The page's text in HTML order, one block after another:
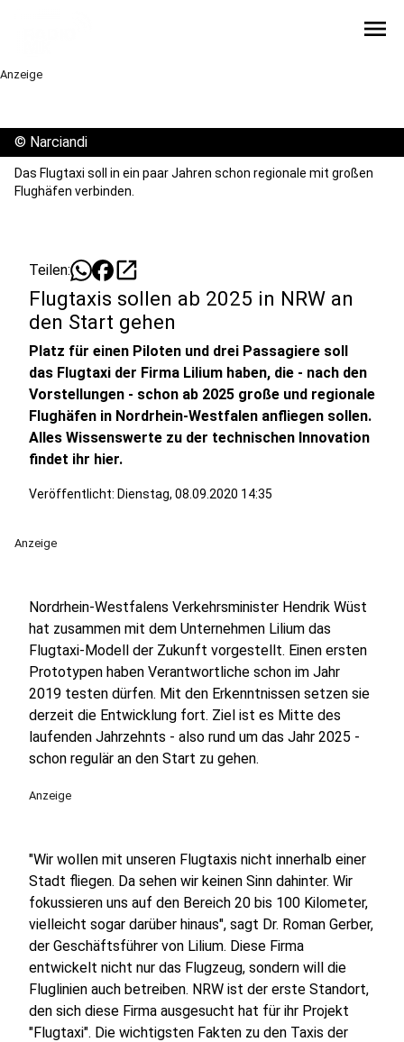
menu
Anzeige
© Narciandi
Das Flugtaxi soll in ein paar Jahren schon regionale mit großen
Flughäfen verbinden.
Teilen: open_in_new
Flugtaxis sollen ab 2025 in NRW an
den Start gehen
Platz für einen Piloten und drei Passagiere soll
das Flugtaxi der Firma Lilium haben, die - nach den
Vorstellungen - schon ab 2025 große und regionale
Flughäfen in Nordrhein-Westfalen anfliegen sollen.
Alles Wissenswerte zu der technischen Innovation
findet ihr hier.
Veröffentlicht: Dienstag, 08.09.2020 14:35
Anzeige
Nordrhein-Westfalens Verkehrsminister Hendrik Wüst
hat zusammen mit dem Unternehmen Lilium das
Flugtaxi-Modell der Zukunft vorgestellt. Einen ersten
Prototypen haben Verantwortliche schon im Jahr
2019 testen dürfen. Mit den Erkenntnissen setzen sie
derzeit die Entwicklung fort. Ziel ist es Mitte des
laufenden Jahrzehnts - also rund um das Jahr 2025 -
schon regulär an den Start zu gehen.
Anzeige
"Wir wollen mit unseren Flugtaxis nicht innerhalb einer
Stadt fliegen. Da sehen wir keinen Sinn dahinter. Wir
fokussieren uns auf den Bereich 20 bis 100 Kilometer,
vielleicht sogar darüber hinaus", sagt Dr. Roman Gerber,
der Geschäftsführer von Lilium. Diese Firma
entwickelt nicht nur das Flugzeug, sondern will die
Fluglinien auch betreiben. NRW ist der erste Standort,
den sich diese Firma ausgesucht hat für ihr Projekt
"Flugtaxi". Die wichtigsten Fakten zu den Taxis der